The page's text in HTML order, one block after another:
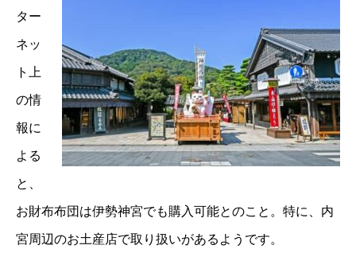
ター
ネッ
ト上
の情
報に
よる
と、
お財布布団は伊勢神宮でも購入可能とのこと。特に、内
宮周辺のお土産店で取り扱いがあるようです。